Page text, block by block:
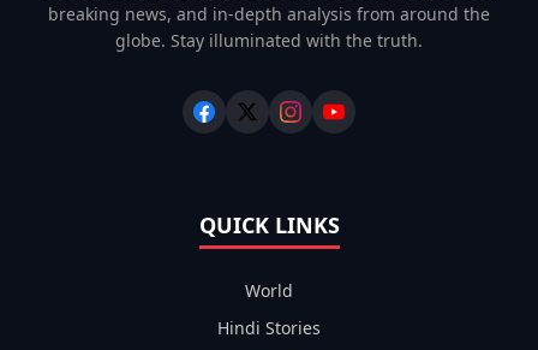
breaking news, and in-depth analysis from around the
globe. Stay illuminated with the truth.
QUICK LINKS
World
Hindi Stories